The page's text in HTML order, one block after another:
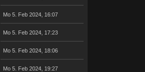
Mo 5. Feb 2024, 16:07
Mo 5. Feb 2024, 17:23
Mo 5. Feb 2024, 18:06
Mo 5. Feb 2024, 19:27